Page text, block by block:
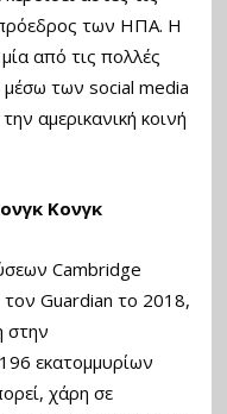
πρόεδρος των ΗΠΑ. Η
από τις πολλές
μέσω των social media
αμερικανική κοινή
Κονγκ
Cambridge
Guardian το 2018,
στην
εκατομμυρίων
χάρη σε